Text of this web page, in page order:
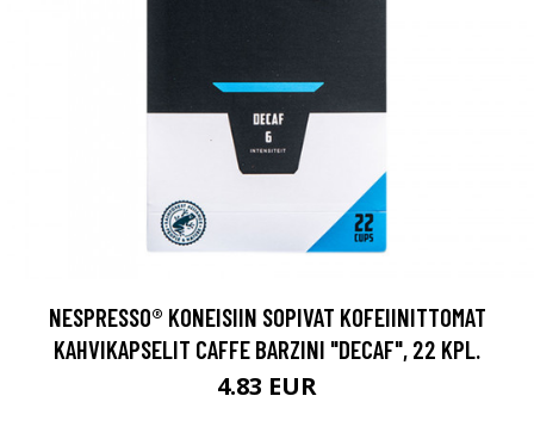
NESPRESSO® KONEISIIN SOPIVAT KOFEIINITTOMAT
KAHVIKAPSELIT CAFFE BARZINI "DECAF", 22 KPL.
4.83 EUR